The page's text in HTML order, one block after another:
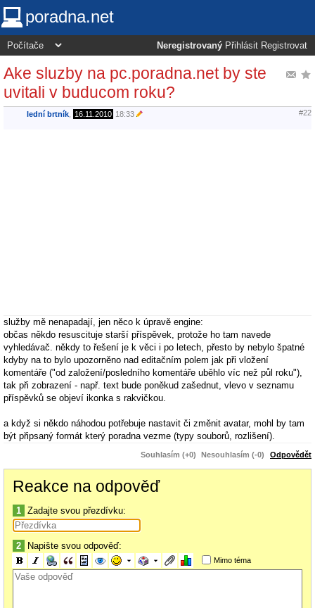
poradna.net
Neregistrovaný Přihlásit Registrovat
Ake sluzby na pc.poradna.net by ste
uvitali v buducom roku?
lední brtník 16.11.2010 18:33 #22
služby mě nenapadají, jen něco k úpravě engine:
občas někdo resuscituje starší příspěvek, protože ho tam navede
vyhledávač. někdy to řešení je k věci i po letech, přesto by nebylo špatné
kdyby na to bylo upozorněno nad editačním polem jak při vložení
komentáře ("od založení/posledního komentáře uběhlo víc než půl roku"),
tak při zobrazení - např. text bude poněkud zašednut, vlevo v seznamu
příspěvků se objeví ikonka s rakvičkou.
a když si někdo náhodou potřebuje nastavit či změnit avatar, mohl by tam
být připsaný formát který poradna vezme (typy souborů, rozlišení).
Souhlasím (+0) Nesouhlasím (-0) Odpovědět
Reakce na odpověď
1 Zadajte svou přezdívku:
2 Napište svou odpověď:
Mimo téma